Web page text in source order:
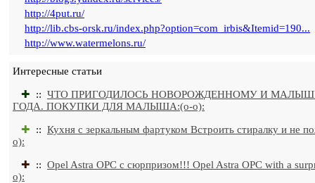
http://4put.ru/
http://lib.cbs-orsk.ru/index.php?option=com_irbis&Itemid=190...
http://www.watermelons.ru/
Интересные статьи
✚ :: ЧТО ПРИГОДИЛОСЬ НОВОРОЖДЕННОМУ И
ГОДА. ПОКУПКИ ДЛЯ МАЛЫША:(o-o):
✚ :: Кухня с зеркальным фартуком Встроить стиралку и не
o):
✚ :: Opel Astra OPC с сюрпризом!!! Opel Astra OPC with a
o):